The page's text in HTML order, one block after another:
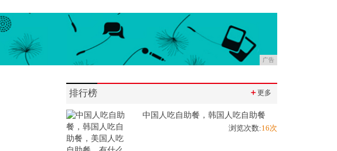
广告
排行榜 ＋更多
中国人吃自助餐，韩国人吃自助餐
浏览次数:16次